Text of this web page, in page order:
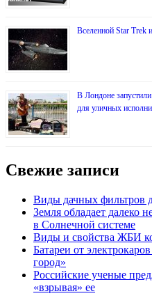
Вселенной Star Trek
В Лондоне
для уличных
Свежие записи
Виды дачных фильтров
Земля обладает далеко
в Солнечной системе
Виды и свойства ЖБИ
Батареи от
город»
Российские ученые
«взрывая» ее